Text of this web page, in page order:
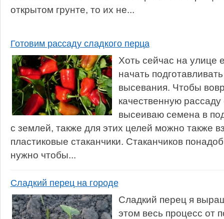
открытом грунте, то их не...
Готовим рассаду сладкого перца
Хоть сейчас на улице
начать
высевания. Чтобы
качественную рассаду
высеиваю семена в
с землей, также для этих целей можно также
пластиковые стаканчики. Стаканчиков
нужно чтобы...
Сладкий перец на городе
Сладкий перец я
этом весь процесс от